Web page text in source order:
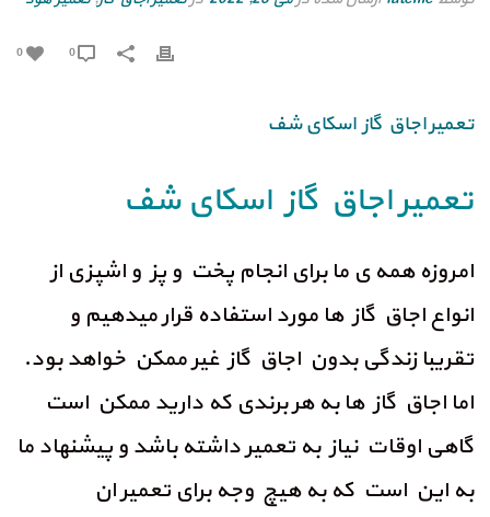
0
تعمیر اجاق گاز اسکای شف
تعمیر اجاق گاز اسکای شف
امروزه همه ی ما برای انجام پخت و پز و اشپزی از
انواع اجاق گاز ها مورد استفاده قرار میدهیم و
تقریبا زندگی بدون اجاق گاز غیر ممکن خواهد بود.
اما اجاق گاز ها به هر برندی که دارید ممکن است
گاهی اوقات نیاز به تعمیر داشته باشد و پیشنهاد ما
به این است که به هیچ وجه برای تعمیر ان